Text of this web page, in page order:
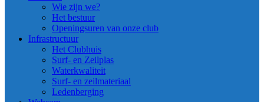
Wie zijn we?
Het bestuur
Openingsuren van onze club
Infrastructuur
Het Clubhuis
Surf- en Zeilplas
Waterkwaliteit
Surf- en zeilmateriaal
Ledenberging